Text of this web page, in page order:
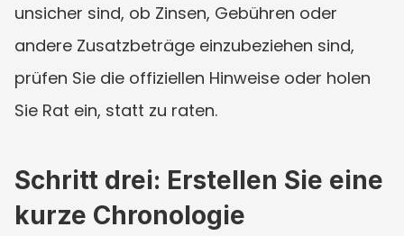
unsicher sind, ob Zinsen, Gebühren oder
andere Zusatzbeträge einzubeziehen sind,
prüfen Sie die offiziellen Hinweise oder holen
Sie Rat ein, statt zu raten.
Schritt drei: Erstellen Sie eine
kurze Chronologie